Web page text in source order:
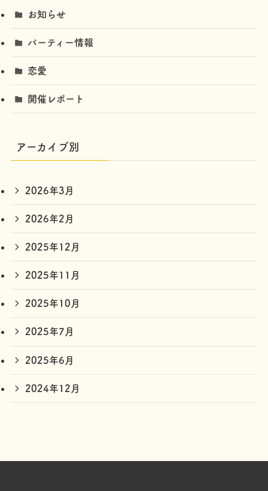
お知らせ
パーティー情報
恋愛
開催レポート
アーカイブ別
2026年3月
2026年2月
2025年12月
2025年11月
2025年10月
2025年7月
2025年6月
2024年12月